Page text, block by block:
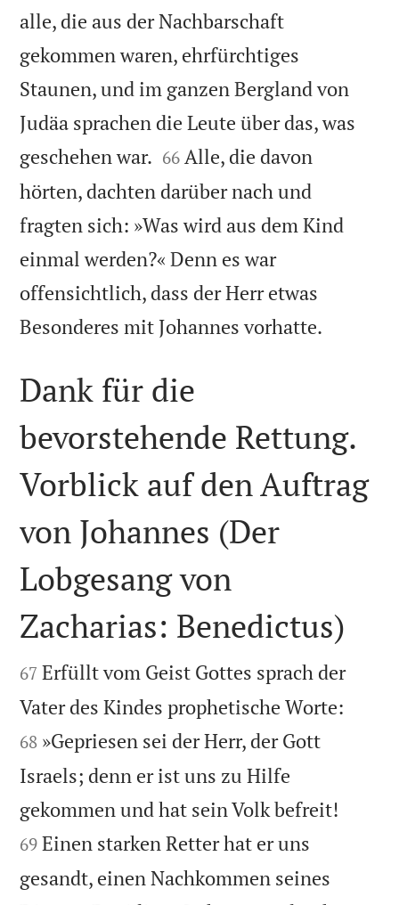
alle, die aus der Nachbarschaft
gekommen waren, ehrfürchtiges
Staunen, und im ganzen Bergland von
Judäa sprachen die Leute über das, was
geschehen war. 

66 Alle, die davon
hörten, dachten darüber nach und
fragten sich: »Was wird aus dem Kind
einmal werden?« Denn es war
offensichtlich, dass der Herr etwas
Besonderes mit Johannes vorhatte.

Dank für die
bevorstehende Rettung.
Vorblick auf den Auftrag
von Johannes (Der
Lobgesang von
Zacharias: Benedictus)

67 Erfüllt vom Geist Gottes sprach der
Vater des Kindes prophetische Worte:
68 »Gepriesen sei der Herr, der Gott
Israels; denn er ist uns zu Hilfe
gekommen und hat sein Volk befreit!
69 Einen starken Retter hat er uns
gesandt, einen Nachkommen seines